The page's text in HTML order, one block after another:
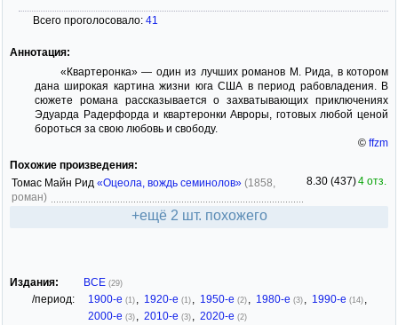
Всего проголосовало: 41
Аннотация:
«Квартеронка» — один из лучших романов М. Рида, в котором
дана широкая картина жизни юга США в период рабовладения. В
сюжете романа рассказывается о захватывающих приключениях
Эдуарда Радерфорда и квартеронки Авроры, готовых любой ценой
бороться за свою любовь и свободу.
© ffzm
Похожие произведения:
Томас Майн Рид «Оцеола, вождь семинолов» (1858,
роман)
8.30 (437)4 отз.
+ещё 2 шт. похожего
Издания: ВСЕ (29)
/период: 1900-е (1) , 1920-е (1) , 1950-е (2) , 1980-е (3) , 1990-е (14) ,
2000-е (3) , 2010-е (3) , 2020-е (2)